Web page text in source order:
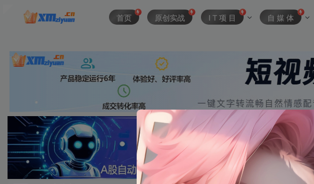
首页 原创实战 I T 项 目 自 媒 体